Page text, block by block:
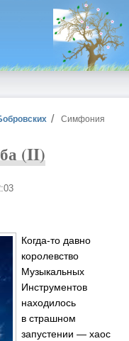
Симфония
(II)
Когда-то давно
королевство
Музыкальных
Инструментов
находилось
в страшном
запустении — хаос